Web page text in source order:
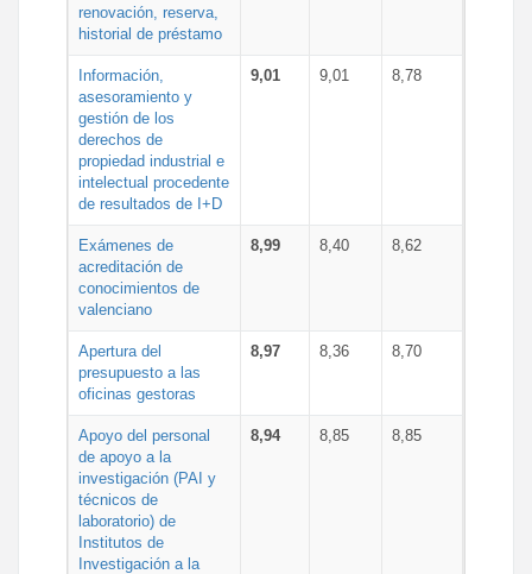
renovación, reserva,
historial de préstamo
Información,
asesoramiento y
gestión de los
derechos de
propiedad industrial e
intelectual procedente
de resultados de I+D
9,01 9,01 8,78
Exámenes de
acreditación de
conocimientos de
valenciano
8,99 8,40 8,62
Apertura del
presupuesto a las
oficinas gestoras
8,97 8,36 8,70
Apoyo del personal
de apoyo a la
investigación (PAI y
técnicos de
laboratorio) de
Institutos de
Investigación a la
8,94 8,85 8,85